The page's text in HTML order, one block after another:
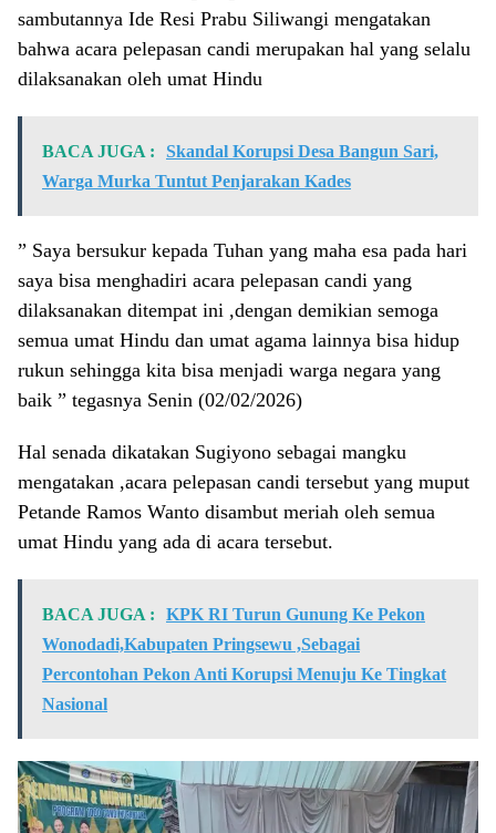
sambutannya Ide Resi Prabu Siliwangi mengatakan
bahwa acara pelepasan candi merupakan hal yang selalu
dilaksanakan oleh umat Hindu
BACA JUGA :
Skandal Korupsi Desa Bangun Sari,
Warga Murka Tuntut Penjarakan Kades
” Saya bersukur kepada Tuhan yang maha esa pada hari
saya bisa menghadiri acara pelepasan candi yang
dilaksanakan ditempat ini ,dengan demikian semoga
semua umat Hindu dan umat agama lainnya bisa hidup
rukun sehingga kita bisa menjadi warga negara yang
baik ” tegasnya Senin (02/02/2026)
Hal senada dikatakan Sugiyono sebagai mangku
mengatakan ,acara pelepasan candi tersebut yang muput
Petande Ramos Wanto disambut meriah oleh semua
umat Hindu yang ada di acara tersebut.
BACA JUGA :
KPK RI Turun Gunung Ke Pekon
Wonodadi,Kabupaten Pringsewu ,Sebagai
Percontohan Pekon Anti Korupsi Menuju Ke Tingkat
Nasional